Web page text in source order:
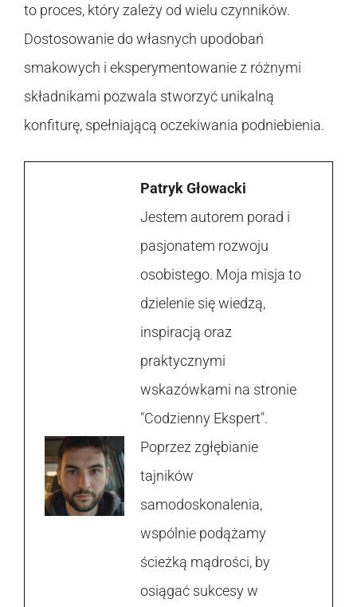
to proces, który zależy od wielu czynników.
Dostosowanie do własnych upodobań
smakowych i eksperymentowanie z różnymi
składnikami pozwala stworzyć unikalną
konfiturę, spełniającą oczekiwania podniebienia.
Patryk Głowacki
Jestem autorem porad i
pasjonatem rozwoju
osobistego. Moja misja to
dzielenie się wiedzą,
inspiracją oraz
praktycznymi
wskazówkami na stronie
"Codzienny Ekspert".
Poprzez zgłębianie
tajników
samodoskonalenia,
wspólnie podążamy
ścieżką mądrości, by
osiągać sukcesy w